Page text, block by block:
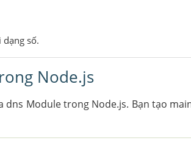
số.
Node.js
Module trong Node.js. Bạn tạo